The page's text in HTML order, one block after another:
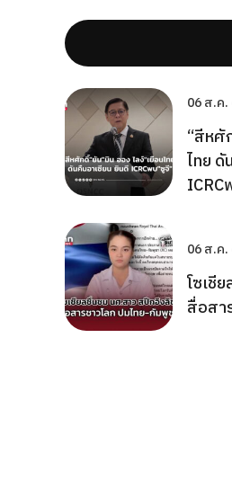
06 ส.ค.
“สีหศั
ไทย
ICRC
06 ส.ค.
โซเชี
สื่อสา